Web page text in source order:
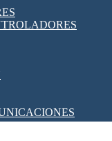
DE CORRIENTE
PROGRAMABLES